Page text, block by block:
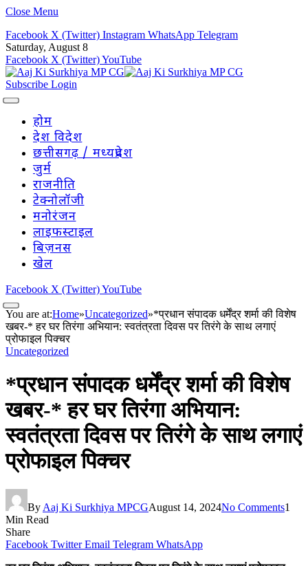
Close Menu
Facebook X (Twitter) Instagram WhatsApp Telegram
Saturday, August 8
Facebook X (Twitter)YouTube
Subscribe Login
होम
देश विदेश
छत्तीसगढ़ / मध्यप्रदेश
जुर्म
राजनीति
टेक्नोलॉजी
मनोरंजन
लाइफस्टाइल
बिज़नस
खेल
Facebook X (Twitter)YouTube
You are at:Home»Uncategorized»*प्रधान संपादक धर्मेंद्र शर्मा की विशेष
खबर-* हर घर तिरंगा अभियान: स्वतंत्रता दिवस पर तिरंगे के साथ लगाएं
प्रोफाइल पिक्चर
Uncategorized
*प्रधान संपादक धर्मेंद्र शर्मा की विशेष
खबर-* हर घर तिरंगा अभियान:
स्वतंत्रता दिवस पर तिरंगे के साथ लगाएं
प्रोफाइल पिक्चर
By Aaj Ki Surkhiya MPCGAugust 14, 2024No Comments1
Min Read
Share
Facebook Twitter Email Telegram WhatsApp